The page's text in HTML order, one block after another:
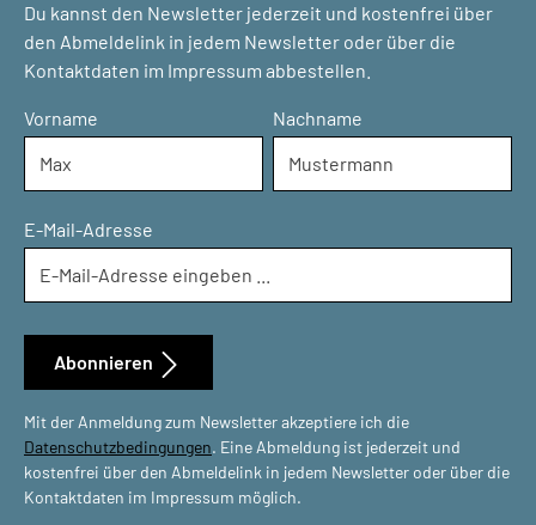
Du kannst den Newsletter jederzeit und kostenfrei über
den Abmeldelink in jedem Newsletter oder über die
Kontaktdaten im Impressum abbestellen.
Vorname Nachname
E-Mail-Adresse
Mit der Anmeldung zum Newsletter akzeptiere ich die
Datenschutzbedingungen. Eine Abmeldung ist jederzeit und
kostenfrei über den Abmeldelink in jedem Newsletter oder über die
Kontaktdaten im Impressum möglich.
Abonnieren